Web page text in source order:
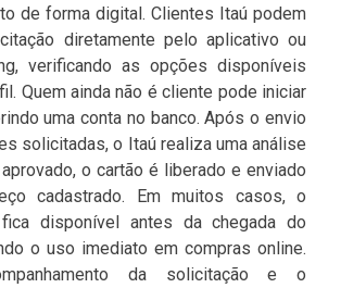
de forma digital. Clientes Itaú podem
diretamente pelo aplicativo ou
verificando as opções disponíveis
Quem ainda não é cliente pode iniciar
uma conta no banco. Após o envio
solicitadas, o Itaú realiza uma análise
o cartão é liberado e enviado
cadastrado. Em muitos casos, o
disponível antes da chegada do
o uso imediato em compras online.
da solicitação e o